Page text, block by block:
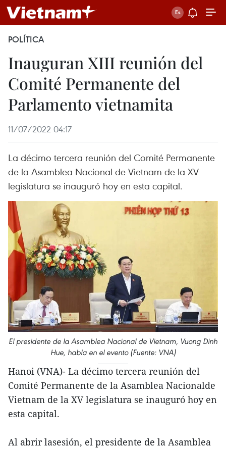
POLÍTICA
Inauguran XIII reunión del
Comité Permanente del
Parlamento vietnamita
11/07/2022 04:17
La décimo tercera reunión del Comité Permanente
de la Asamblea Nacional de Vietnam de la XV
legislatura se inauguró hoy en esta capital.
El presidente de la Asamblea Nacional de Vietnam, Vuong Dinh
Hue, habla en el evento (Fuente: VNA)
Hanoi (VNA)- La décimo tercera reunión del
Comité Permanente de la Asamblea Nacionalde
Vietnam de la XV legislatura se inauguró hoy en
esta capital.
Al abrir lasesión, el presidente de la Asamblea